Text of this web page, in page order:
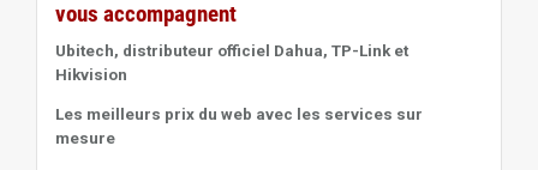
vous accompagnent
Ubitech, distributeur officiel Dahua, TP-Link et
Hikvision
Les meilleurs prix du web avec les services sur
mesure